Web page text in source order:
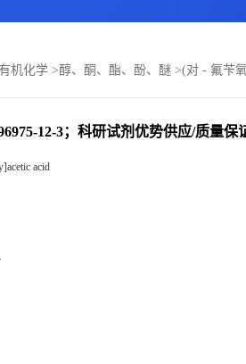
机化学 >醇、酮、酯、酚、醚 >(对 - 氟苄
12-3；科研试剂优势供应/质量保
acid